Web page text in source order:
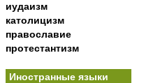
иудаизм
католицизм
православие
протестантизм
Иностранные языки